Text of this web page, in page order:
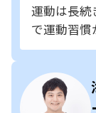
運動は長続
で運動習慣